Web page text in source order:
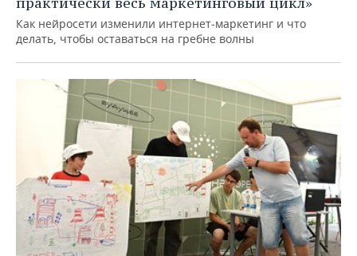
Как нейросети изменили интернет-маркетинг и что
делать, чтобы оставаться на гребне волны